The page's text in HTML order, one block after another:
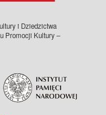
i Dziedzictwa
Promocji Kultury –